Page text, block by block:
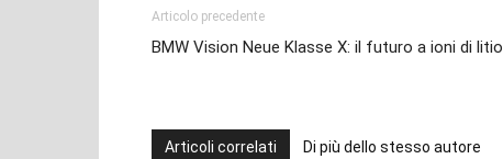
Articolo precedente
BMW Vision Neue Klasse X: il futuro a ioni di litio
Articoli correlati Di più dello stesso autore